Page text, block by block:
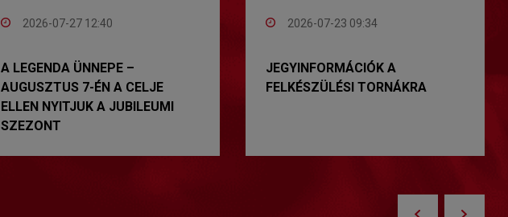
2026-07-27 12:40
A LEGENDA ÜNNEPE –
AUGUSZTUS 7-ÉN A CELJE
ELLEN NYITJUK A JUBILEUMI
SZEZONT
2026-07-23 09:34
JEGYINFORMÁCIÓK A
FELKÉSZÜLÉSI TORNÁKRA